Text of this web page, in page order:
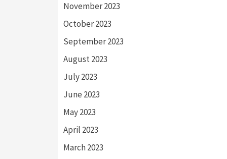
November 2023
October 2023
September 2023
August 2023
July 2023
June 2023
May 2023
April 2023
March 2023